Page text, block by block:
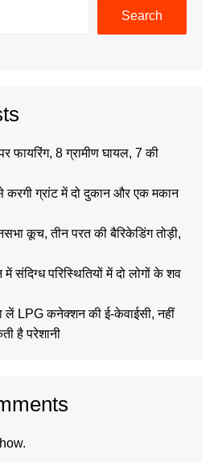
Search
फायरिंग, 8 ग्रामीण घायल, 7 की
करगी ग्रांट में दो दुकान और एक मकान
कूच, तीन परत की बैरिकेडिंग तोड़ी,
संदिग्ध परिस्थितियों में दो लोगों के शव
LPG कनेक्शन की ई-केवाईसी, नहीं
है परेशानी